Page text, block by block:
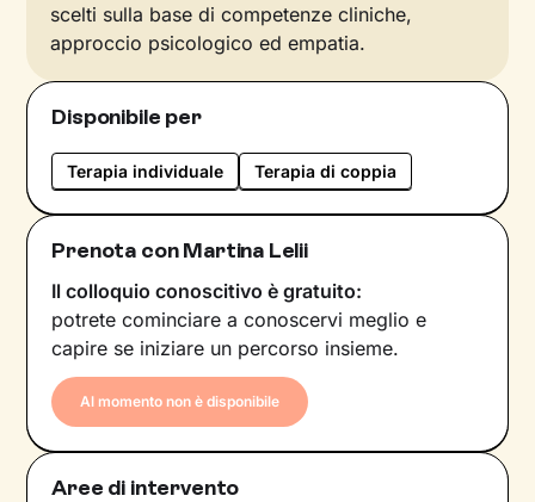
scelti sulla base di competenze cliniche,
approccio psicologico ed empatia.
Disponibile per
Terapia individuale Terapia di coppia
Prenota con Martina Lelii
Il colloquio conoscitivo è gratuito:
potrete cominciare a conoscervi meglio e
capire se iniziare un percorso insieme.
Al momento non è disponibile
Aree di intervento